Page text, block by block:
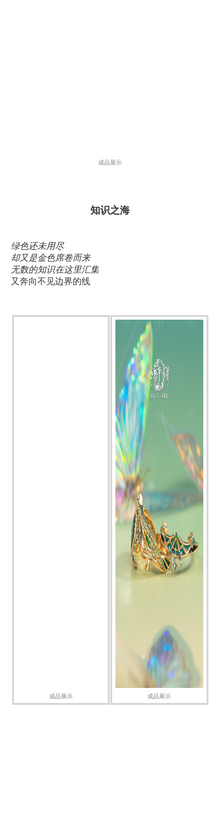
成品展示
知识之海
绿色还未用尽
却又是金色席卷而来
无数的知识在这里汇集
又奔向不见边界的线
成品展示 成品展示